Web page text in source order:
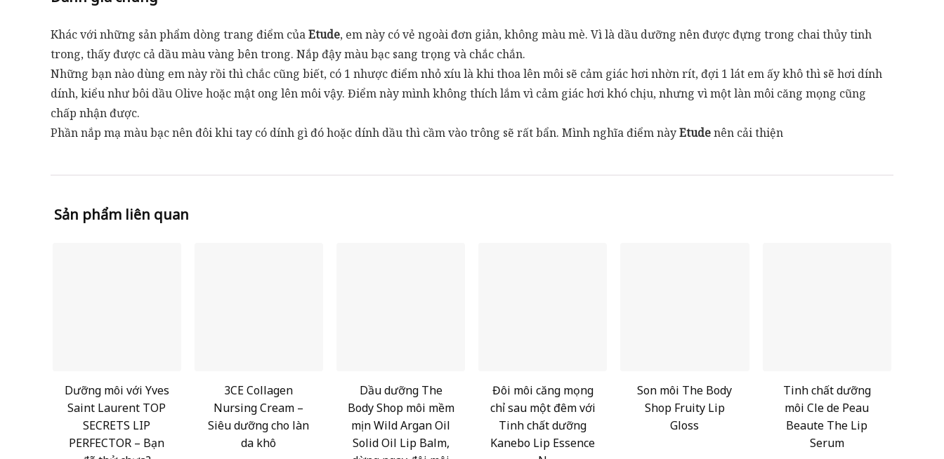
Khác với những sản phẩm dòng trang điểm củaEtude, em này có vẻ ngoài đơn giản, không màu mè. Vì là dầu dưỡng nên được đựng trong chai thủy tinh
trong, thấy được cả dầu màu vàng bên trong. Nắp đậy màu bạc sang trọng và chắc chắn.
Những bạn nào dùng em này rồi thì chắc cũng biết, có 1 nhược điểm nhỏ xíu là khi thoa lên môi sẽ cảm giác hơi nhờn rít, đợi 1 lát em ấy khô thì sẽ hơi dính
dính, kiểu như bôi dầu Olive hoặc mật ong lên môi vậy. Điểm này mình không thích lắm vì cảm giác hơi khó chịu, nhưng vì một làn môi căng mọng cũng
chấp nhận được.
Phần nắp mạ màu bạc nên đôi khi tay có dính gì đó hoặc dính dầu thì cầm vào trông sẽ rất bẩn. Mình nghĩa điểm nàyEtudenên cải thiện
Sản phẩm liên quan
Dưỡng môi với Yves
Saint Laurent TOP
SECRETS LIP
PERFECTOR – Bạn
3CE Collagen
Nursing Cream –
Siêu dưỡng cho làn
da khô
Dầu dưỡng The
Body Shop môi mềm
mịn Wild Argan Oil
Solid Oil Lip Balm,
Đôi môi căng mọng
chỉ sau một đêm với
Tinh chất dưỡng
Kanebo Lip Essence
Son môi The Body
Shop Fruity Lip
Gloss
Tinh chất dưỡng
môi Cle de Peau
Beaute The Lip
Serum